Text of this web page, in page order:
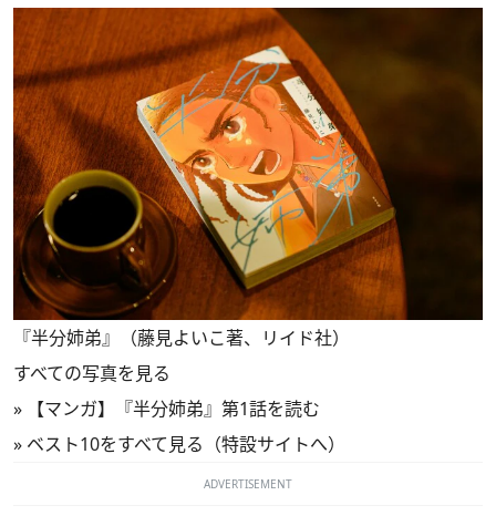
『半分姉弟』（藤見よいこ著、リイド社）
すべての写真を見る
»
【マンガ】『半分姉弟』第1話を読む
» ベスト10をすべて見る（特設サイトへ）
ADVERTISEMENT